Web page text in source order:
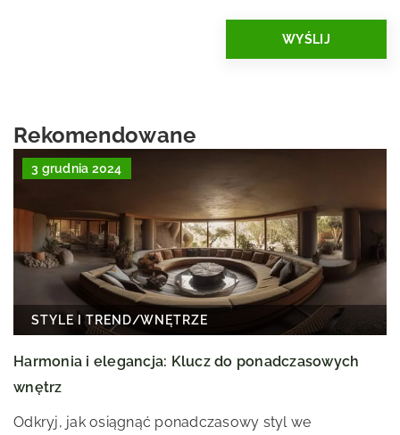
Rekomendowane
3 grudnia 2024
STYLE I TREND/WNĘTRZE
Harmonia i elegancja: Klucz do ponadczasowych
wnętrz
Odkryj, jak osiągnąć ponadczasowy styl we